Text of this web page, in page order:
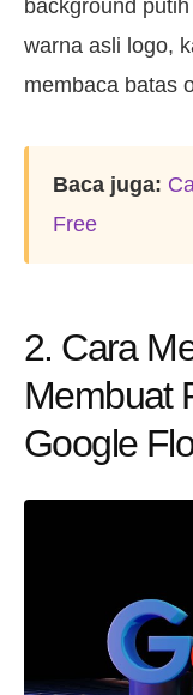
background
warna asli logo,
membaca batas
Baca juga:
Free
2. Cara
Membuat
Google